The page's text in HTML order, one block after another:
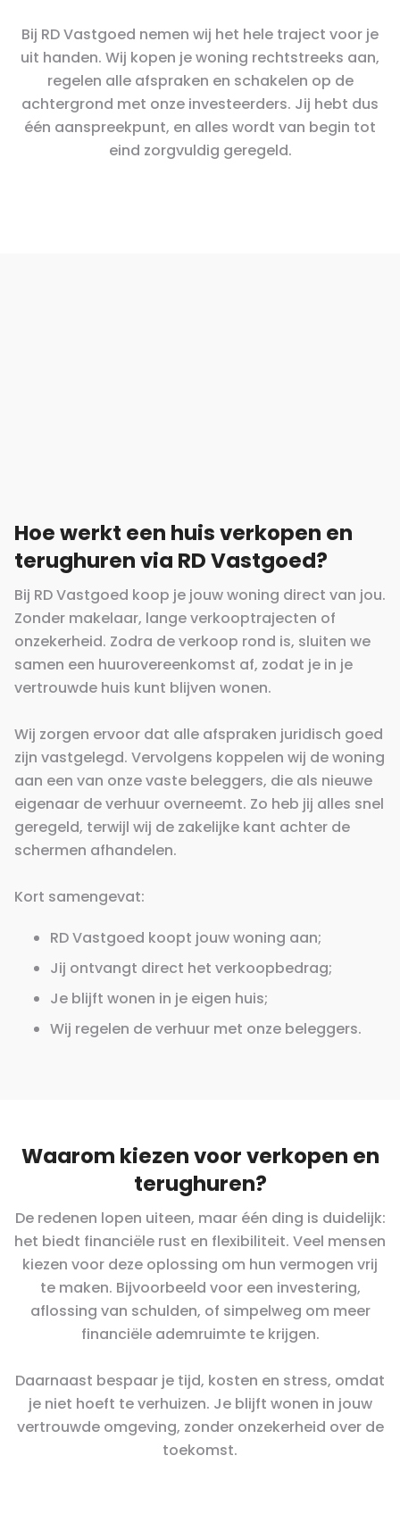
Bij RD Vastgoed nemen wij het hele traject voor je
uit handen. Wij kopen je woning rechtstreeks aan,
regelen alle afspraken en schakelen op de
achtergrond met onze investeerders. Jij hebt dus
één aanspreekpunt, en alles wordt van begin tot
eind zorgvuldig geregeld.
Hoe werkt een huis verkopen en
terughuren via RD Vastgoed?
Bij RD Vastgoed koop je jouw woning direct van jou.
Zonder makelaar, lange verkooptrajecten of
onzekerheid. Zodra de verkoop rond is, sluiten we
samen een huurovereenkomst af, zodat je in je
vertrouwde huis kunt blijven wonen.
Wij zorgen ervoor dat alle afspraken juridisch goed
zijn vastgelegd. Vervolgens koppelen wij de woning
aan een van onze vaste beleggers, die als nieuwe
eigenaar de verhuur overneemt. Zo heb jij alles snel
geregeld, terwijl wij de zakelijke kant achter de
schermen afhandelen.
Kort samengevat:
RD Vastgoed koopt jouw woning aan;
Jij ontvangt direct het verkoopbedrag;
Je blijft wonen in je eigen huis;
Wij regelen de verhuur met onze beleggers.
Waarom kiezen voor verkopen en
terughuren?
De redenen lopen uiteen, maar één ding is duidelijk:
het biedt financiële rust en flexibiliteit. Veel mensen
kiezen voor deze oplossing om hun vermogen vrij
te maken. Bijvoorbeeld voor een investering,
aflossing van schulden, of simpelweg om meer
financiële ademruimte te krijgen.
Daarnaast bespaar je tijd, kosten en stress, omdat
je niet hoeft te verhuizen. Je blijft wonen in jouw
vertrouwde omgeving, zonder onzekerheid over de
toekomst.